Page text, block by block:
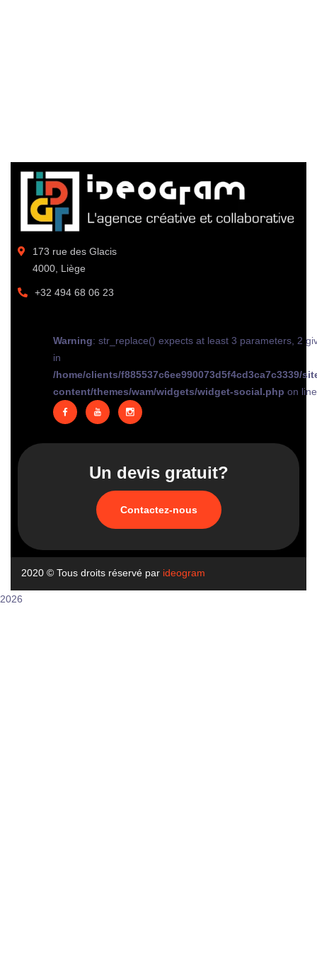
173 rue des Glacis
4000, Liège
+32 494 68 06 23
Warning: str_replace() expects at least 3 parameters, 2
in
/home/clients/f885537c6ee990073d5f4cd3ca7c3339/
content/themes/wam/widgets/widget-social.php on
Un devis gratuit?
Contactez-nous
2020 © Tous droits réservé par ideogram
2026